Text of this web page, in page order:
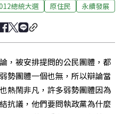
總統大選 原住民 永續發展
，被安排提問的公民團體，都
勢團體一個也無，所以辯論當
熱鬧非凡，許多弱勢團體因為
抗議，他們要問執政黨為什麼